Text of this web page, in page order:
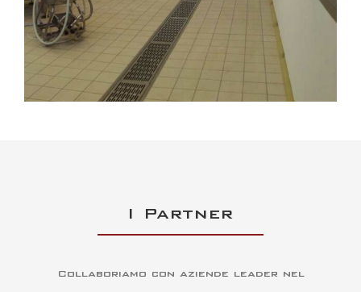
I Partner
Collaboriamo con aziende leader nel